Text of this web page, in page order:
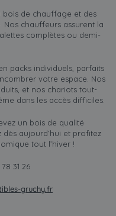
de chauffage et des
Nos chauffeurs assurent la
complètes ou demi-
packs individuels, parfaits
votre espace. Nos
et nos chariots tout-
dans les accès difficiles.
un bois de qualité
aujourd’hui et profitez
tout l’hiver !
31 26
gruchy.fr